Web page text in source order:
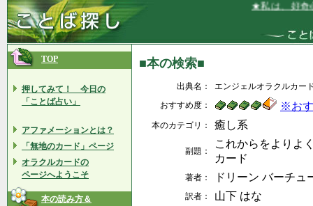
★私は、好奇心
TOP
押してみて！ 今日の
「ことば占い」
アファメーションとは？
「無地のカード」ページ
オラクルカードの
ページへようこそ
本の読み方＆
■本の検索■
出典名：
エンジェルオラクルカー
おすすめ度：
※お
本のカテゴリ： 癒し系
副題：
これからをよりよ
カード
著者： ドリーン バーチ
訳者： 山下 はな